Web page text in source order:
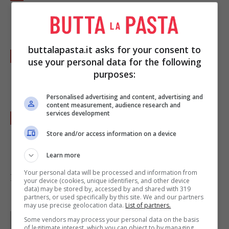
un mestolo di acqua di cottura.
Buttate la pasta in padella e fate saltare col
condimento, aggiungete se necessario
Aggiungete il resto della rucola dopo aver
tolto dal fuoco la padella e impiattate.
Foto diNaotakem
Parole di
Giornalista poliedrica scrivo per il web dal 2008. Sono
buttalapasta.it asks for your consent to
use your personal data for the following
purposes:
Personalised advertising and content, advertising and
content measurement, audience research and
services development
Store and/or access information on a device
Learn more
Your personal data will be processed and information from
your device (cookies, unique identifiers, and other device
data) may be stored by, accessed by and shared with 319
partners, or used specifically by this site. We and our partners
may use precise geolocation data. List of partners.
Some vendors may process your personal data on the basis